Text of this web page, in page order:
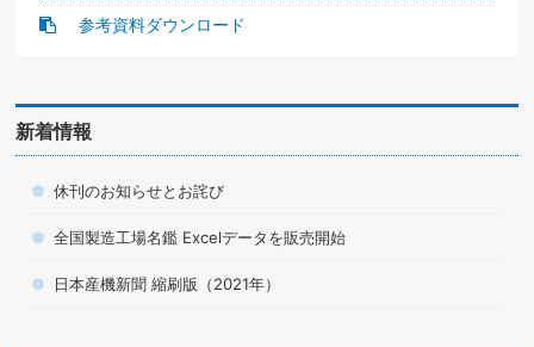
参考資料ダウンロード
新着情報
休刊のお知らせとお詫び
全国製造工場名鑑 Excelデータを販売開始
日本産機新聞 縮刷版（2021年）